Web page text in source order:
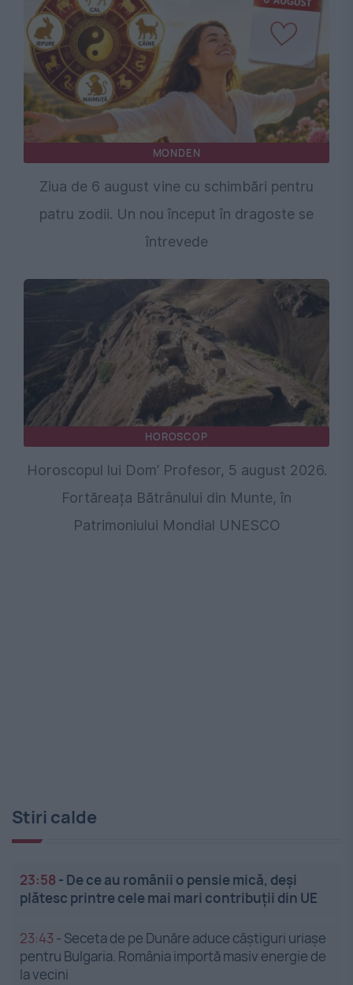
MONDEN
Ziua de 6 august vine cu schimbări pentru
patru zodii. Un nou început în dragoste se
întrevede
HOROSCOP
Horoscopul lui Dom’ Profesor, 5 august 2026.
Fortăreața Bătrânului din Munte, în
Patrimoniului Mondial UNESCO
Stiri calde
23:58 - De ce au românii o pensie mică, deși
plătesc printre cele mai mari contribuții din UE
23:43 - Seceta de pe Dunăre aduce câștiguri uriașe
pentru Bulgaria. România importă masiv energie de
la vecini